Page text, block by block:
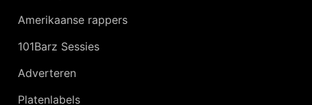
Amerikaanse rappers
101Barz Sessies
Adverteren
Platenlabels